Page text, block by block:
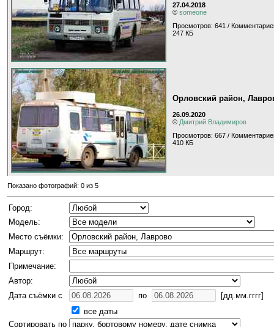
27.04.2018
© someone
Просмотров: 641 /
247 КБ
Орловский район,
26.09.2020
© Дмитрий Владимиров
Просмотров: 667 /
410 КБ
Показано фотографий: 0 из 5
Город:
Модель:
Место съёмки:
Маршрут:
Примечание:
Автор:
Дата съёмки с
по
[дд.мм.гггг]
все даты
Сортировать по